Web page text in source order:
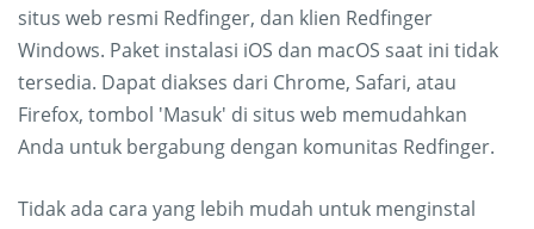
situs web resmi Redfinger, dan klien Redfinger
Windows. Paket instalasi iOS dan macOS saat ini tidak
tersedia. Dapat diakses dari Chrome, Safari, atau
Firefox, tombol 'Masuk' di situs web memudahkan
Anda untuk bergabung dengan komunitas Redfinger.
Tidak ada cara yang lebih mudah untuk menginstal